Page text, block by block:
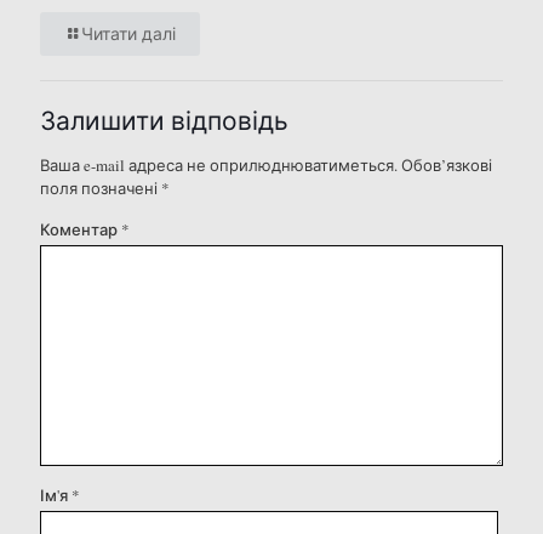
Читати далі
Залишити відповідь
Ваша e-mail адреса не оприлюднюватиметься.Обов’язкові
поля позначені *
Коментар *
Ім'я *